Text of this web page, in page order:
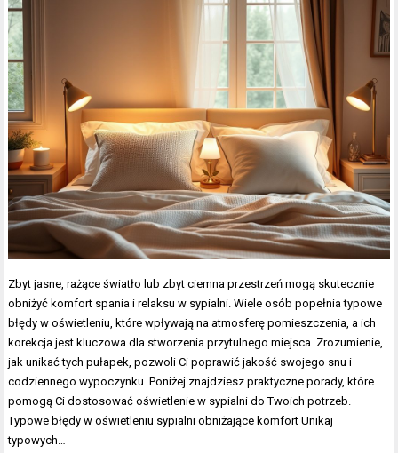
Zbyt jasne, rażące światło lub zbyt ciemna przestrzeń mogą skutecznie
obniżyć komfort spania i relaksu w sypialni. Wiele osób popełnia typowe
błędy w oświetleniu, które wpływają na atmosferę pomieszczenia, a ich
korekcja jest kluczowa dla stworzenia przytulnego miejsca. Zrozumienie,
jak unikać tych pułapek, pozwoli Ci poprawić jakość swojego snu i
codziennego wypoczynku. Poniżej znajdziesz praktyczne porady, które
pomogą Ci dostosować oświetlenie w sypialni do Twoich potrzeb.
Typowe błędy w oświetleniu sypialni obniżające komfort Unikaj
typowych…